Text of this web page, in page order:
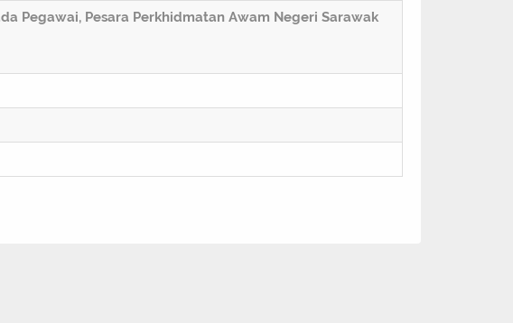
Pegawai, Pesara Perkhidmatan Awam Negeri Sarawak